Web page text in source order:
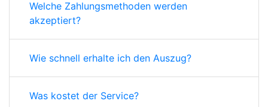
Welche Zahlungsmethoden werden
akzeptiert?
Wie schnell erhalte ich den Auszug?
Was kostet der Service?